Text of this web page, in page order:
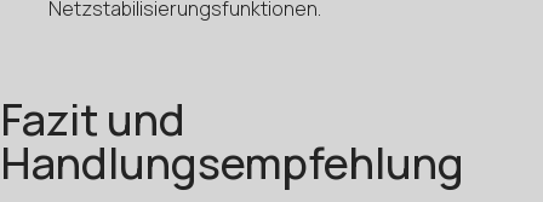
Netzstabilisierungsfunktionen.
Fazit und
Handlungsempfehlung